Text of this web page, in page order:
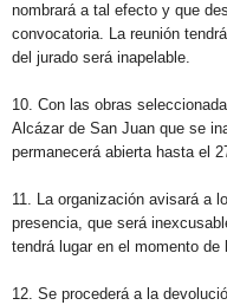
nombrará a tal efecto y que
convocatoria. La reunión
del jurado será inapelable.
10. Con las obras
Alcázar de San Juan que se
permanecerá abierta hasta el
11. La organización avisará a
presencia, que será
tendrá lugar en el momento de
12. Se procederá a la